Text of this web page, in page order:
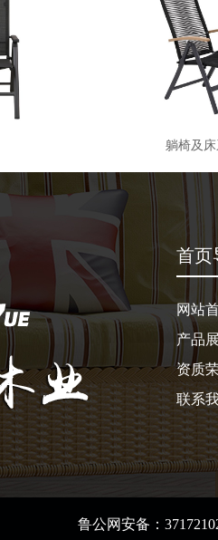
躺椅及
首页
网站
产品
资质
联系
鲁公网安备：